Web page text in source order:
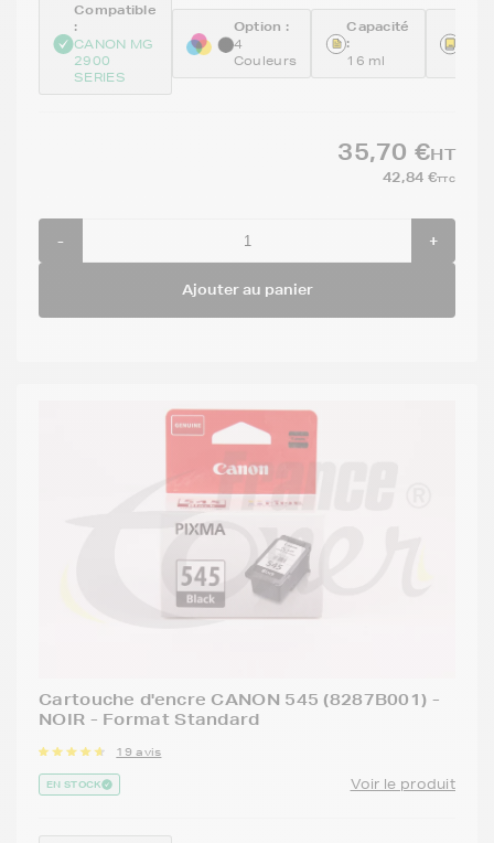
Compatible
:
CANON MG
2900
SERIES
Option :
4
Couleurs
Capacité
:
16 ml
35,70 €HT
42,84 €TTC
- +
Ajouter au panier
Cartouche d'encre CANON 545 (8287B001) -
NOIR - Format Standard
19 avis
EN STOCK Voir le produit